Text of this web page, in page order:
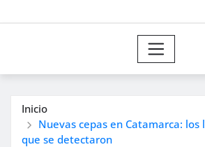
Inicio
Nuevas cepas en Catamarca: los
que se detectaron